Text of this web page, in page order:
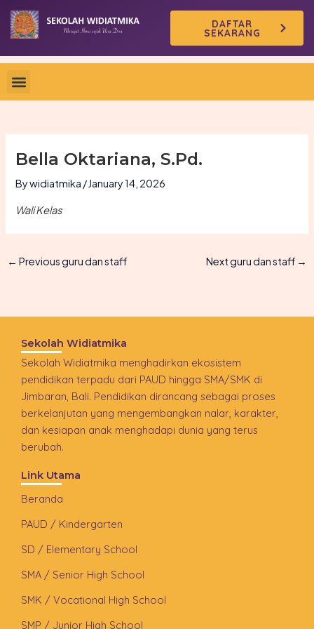
Skip
content
DAFTAR
SEKARANG
Bella Oktariana, S.Pd.
Bywidiatmika /January 14, 2026
Wali Kelas
← Previous guru dan staff Next guru dan staff →
Sekolah Widiatmika
Sekolah Widiatmika menghadirkan ekosistem
pendidikan terpadu dari PAUD hingga SMA/SMK di
Jimbaran, Bali. Pendidikan dirancang sebagai proses
berkelanjutan yang mengembangkan nalar, karakter,
dan kesiapan anak menghadapi dunia yang terus
berubah.
Link Utama
Beranda
PAUD / Kindergarten
SD / Elementary School
SMA / Senior High School
SMK / Vocational High School
SMP / Junior High School